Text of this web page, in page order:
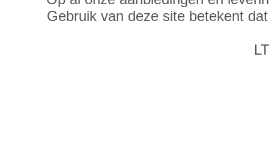
Gebruik van deze site betekent